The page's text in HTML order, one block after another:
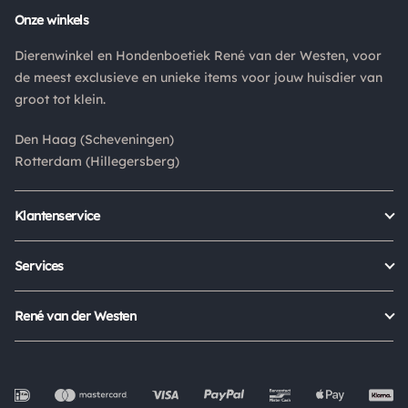
Retouren
het product altijd retourneren binnen 14 dagen. De
retourkosten bedragen € 6.75 en zijn voor eigen rekening.
Kies bij het retourneren altijd voor "alleen huisadres",
niet af.
Onze winkels
Dierenwinkel en Hondenboetiek René van der Westen, voor
de meest exclusieve en unieke items voor jouw huisdier van
groot tot klein.
Den Haag (Scheveningen)
Rotterdam (Hillegersberg)
Klantenservice
Status bestelling
Mijn account
Services
René van der Westen
Werken bij